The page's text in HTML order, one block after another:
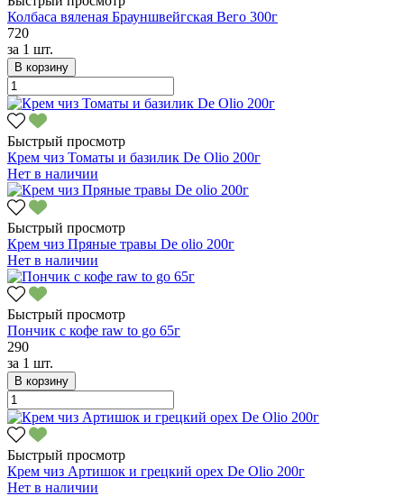
Колбаса вяленая Брауншвейгская Вего 300г
720
за 1 шт.
В корзину
Быстрый просмотр
Крем чиз Томаты и базилик De Olio 200г
Нет в наличии
Быстрый просмотр
Крем чиз Пряные травы De olio 200г
Нет в наличии
Быстрый просмотр
Пончик с кофе raw to go 65г
290
за 1 шт.
В корзину
Быстрый просмотр
Крем чиз Артишок и грецкий орех De Olio 200г
Нет в наличии